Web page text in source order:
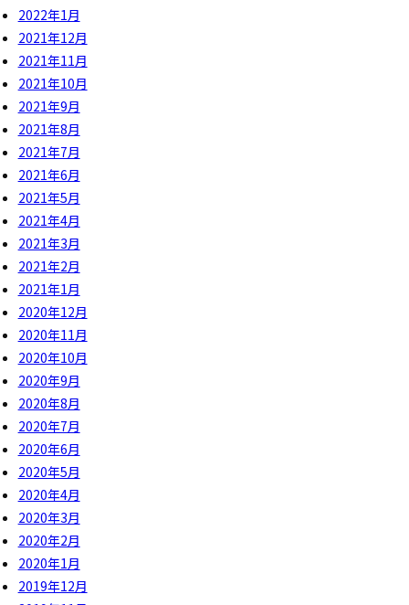
2022年1月
2021年12月
2021年11月
2021年10月
2021年9月
2021年8月
2021年7月
2021年6月
2021年5月
2021年4月
2021年3月
2021年2月
2021年1月
2020年12月
2020年11月
2020年10月
2020年9月
2020年8月
2020年7月
2020年6月
2020年5月
2020年4月
2020年3月
2020年2月
2020年1月
2019年12月